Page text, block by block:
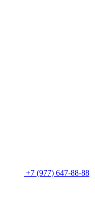
+7 (977) 647-88-88